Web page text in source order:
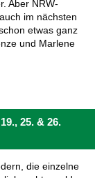
Aber NRW-
im nächsten
etwas ganz
und Marlene
25. & 26.
die einzelne